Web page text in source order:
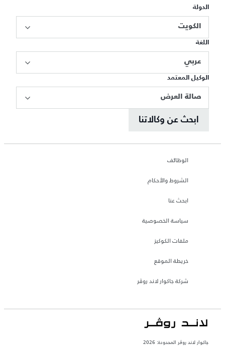
الدولة
الكويت
اللغة
عربي
الوكيل المعتمد
صالة العرض
ابحث عن وكالاتنا
الوظائف
الشروط والأحكام
ابحث عنا
سياسة الخصوصية
ملفات الكوكيز
خريطة الموقع
شركة جاكوار لاند روڤر
جاكوار لاند روڨر المحدودة: 2026